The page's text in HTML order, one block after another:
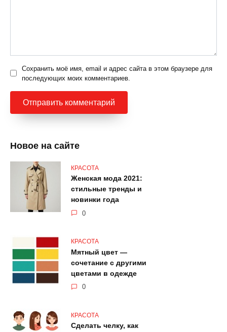
Сохранить моё имя, email и адрес сайта в этом браузере для
последующих моих комментариев.
Новое на сайте
КРАСОТА
Женская мода 2021:
стильные тренды и
новинки года
0
КРАСОТА
Мятный цвет —
сочетание с другими
цветами в одежде
0
КРАСОТА
Сделать челку, как